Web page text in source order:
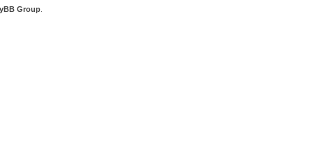
Group.